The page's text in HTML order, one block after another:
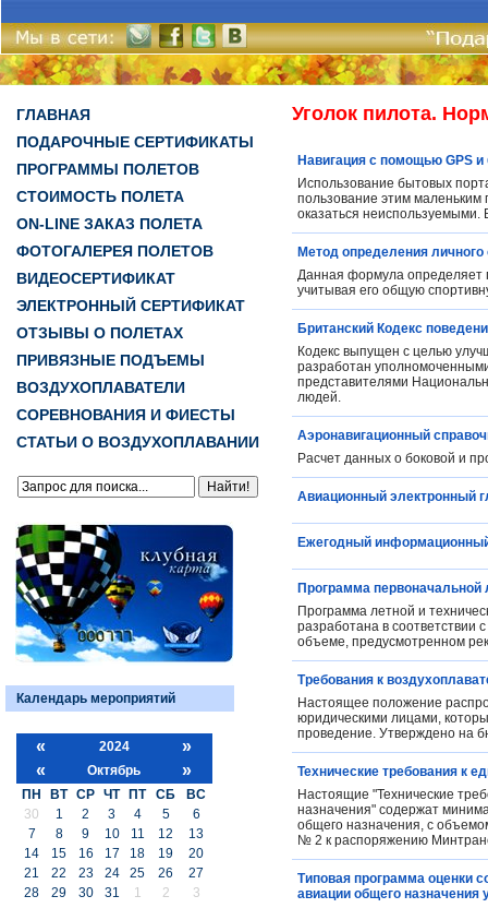
ГЛАВНАЯ
ПОДАРОЧНЫЕ СЕРТИФИКАТЫ
ПРОГРАММЫ ПОЛЕТОВ
СТОИМОСТЬ ПОЛЕТА
ON-LINE ЗАКАЗ ПОЛЕТА
ФОТОГАЛЕРЕЯ ПОЛЕТОВ
ВИДЕОСЕРТИФИКАТ
ЭЛЕКТРОННЫЙ СЕРТИФИКАТ
ОТЗЫВЫ О ПОЛЕТАХ
ПРИВЯЗНЫЕ ПОДЪЕМЫ
ВОЗДУХОПЛАВАТЕЛИ
СОРЕВНОВАНИЯ И ФИЕСТЫ
СТАТЬИ О ВОЗДУХОПЛАВАНИИ
Календарь мероприятий
« 2024
»
«
Октябрь »
ПН ВТ СР ЧТ ПТ СБ
ВС
30
1 2 3 4 5
6
7
8 9 10 11 12
13
14
15 16 17 18 19
20
21
22 23 24 25 26
27
28
29 30 31 1 2 3
Уголок пилота.
Навигация с помощью GPS
Использование бытовых
пользование этим
оказаться неиспользуемыми.
Метод определения
Данная формула определяет
учитывая его общую
Британский Кодекс
Кодекс выпущен с целью
разработан
представителями
людей.
Аэронавигационный
Расчет данных о боковой и
Авиационный электронный
Ежегодный
Программа первоначальной
Программа летной и
разработана в соответствии
объеме, предусмотренном
Требования к
Настоящее положение
юридическими лицами,
проведение. Утверждено на
Технические требования к
Настоящие "Технические
назначения" содержат
общего назначения, с
№ 2 к распоряжению
Типовая программа оценки
авиации общего назначения